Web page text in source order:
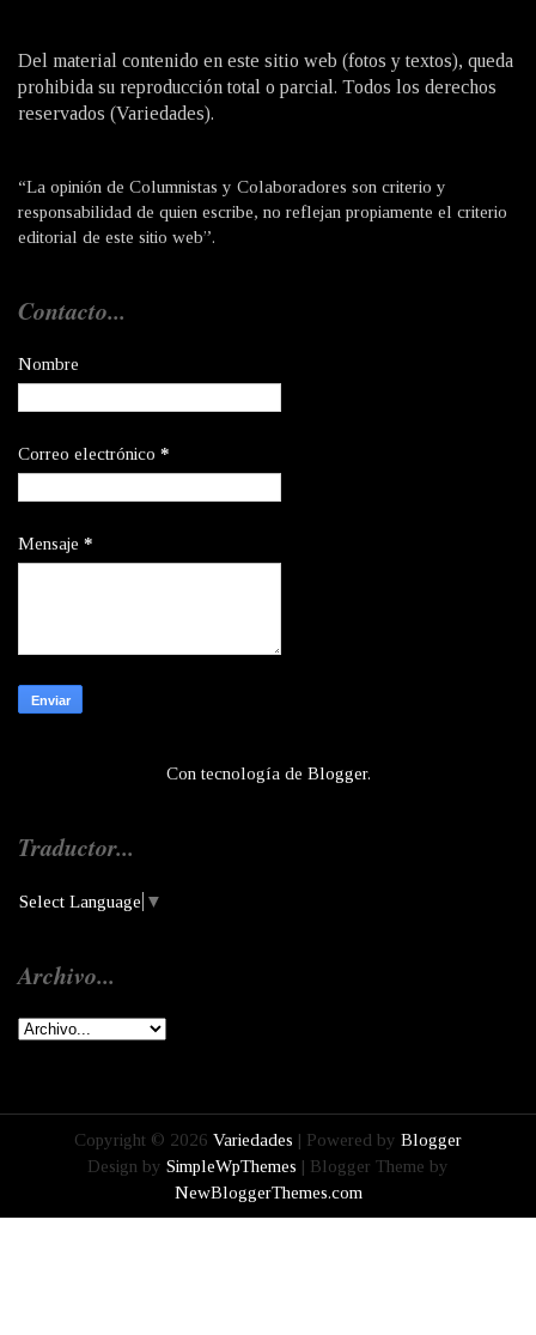
Del material contenido en este sitio web (fotos y textos), queda
prohibida su reproducción total o parcial. Todos los derechos
reservados (Variedades).
“La opinión de Columnistas y Colaboradores son criterio y
responsabilidad de quien escribe, no reflejan propiamente el criterio
editorial de este sitio web”.
Contacto...
Nombre
Correo electrónico *
Mensaje *
Con tecnología de Blogger.
Traductor...
Select Language ▼
Archivo...
Copyright © 2026 Variedades | Powered by Blogger
Design by SimpleWpThemes | Blogger Theme by
NewBloggerThemes.com